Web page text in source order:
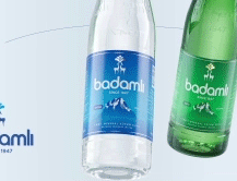
159
sabah 39 dərəcə isti
- 14:30 153